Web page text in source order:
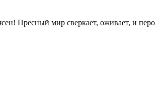
Пресный мир сверкает, оживает, и перо